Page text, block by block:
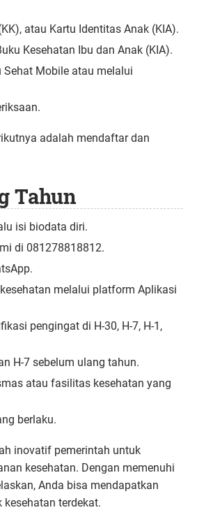
atau Kartu Identitas Anak (KIA).
Kesehatan Ibu dan Anak (KIA).
Mobile atau melalui
adalah mendaftar dan
Tahun
isi biodata diri.
di 081278818812.
melalui platform Aplikasi
pengingat di H-30, H-7, H-1,
H-7 sebelum ulang tahun.
atau fasilitas kesehatan yang
berlaku.
inovatif pemerintah untuk
kesehatan. Dengan memenuhi
Anda bisa mendapatkan
terdekat.